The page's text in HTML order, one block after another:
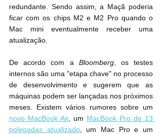
redundante. Sendo assim, a Maçã poderia
ficar com os chips M2 e M2 Pro quando o
Mac mini eventualmente receber uma
atualização.
De acordo com a Bloomberg, os testes
internos são uma "etapa chave" no processo
de desenvolvimento e sugerem que as
máquinas podem ser lançadas nos próximos
novo MacBook Air, um MacBook Pro de 13
polegadas atualizado